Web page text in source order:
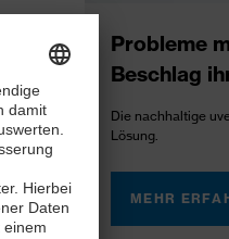
Probleme
Beschlag
Die nachhaltige
Lösung.
MEHR